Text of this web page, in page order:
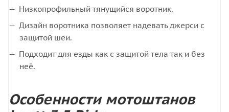
Низкопрофильный тянущийся воротник.
Дизайн воротника позволяет надевать джерси с
защитой шеи.
Подходит для езды как с защитой тела так и без
неё.
Особенности мотоштанов